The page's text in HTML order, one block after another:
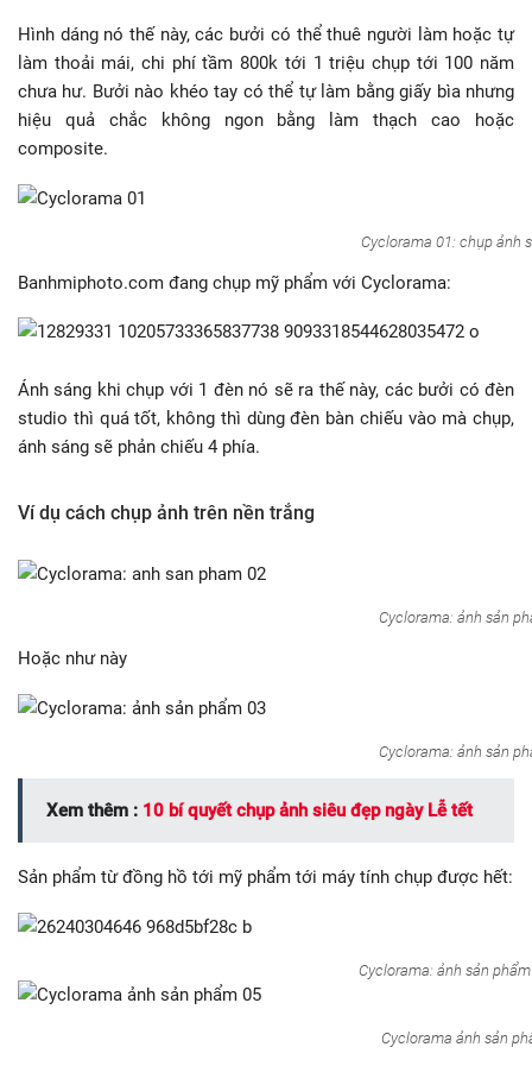
Hình dáng nó thế này, các bưởi có thể thuê người làm hoặc tự
làm thoải mái, chi phí tầm 800k tới 1 triệu chụp tới 100 năm
chưa hư. Bưởi nào khéo tay có thể tự làm bằng giấy bìa nhưng
hiệu quả chắc không ngon bằng làm thạch cao hoặc
composite.
Cyclorama 01: chụp ảnh
Banhmiphoto.com đang chụp mỹ phẩm với Cyclorama:
Ánh sáng khi chụp với 1 đèn nó sẽ ra thế này, các bưởi có đèn
studio thì quá tốt, không thì dùng đèn bàn chiếu vào mà chụp,
ánh sáng sẽ phản chiếu 4 phía.
Ví dụ cách chụp ảnh trên nền trắng
Cyclorama: ảnh sản
Hoặc như này
Cyclorama: ảnh sản
Xem thêm : 10 bí quyết chụp ảnh siêu đẹp ngày Lễ tết
Sản phẩm từ đồng hồ tới mỹ phẩm tới máy tính chụp được hết:
Cyclorama: ảnh sản
Cyclorama ảnh sản